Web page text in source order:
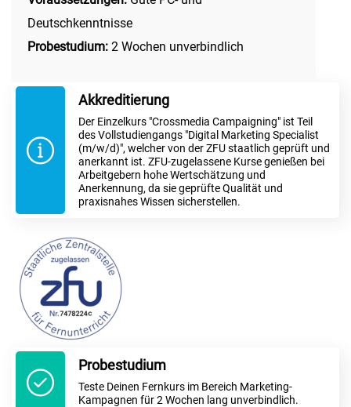
Deutschkenntnisse
Probestudium: 2 Wochen unverbindlich
Akkreditierung
Der Einzelkurs "Crossmedia Campaigning" ist Teil
des Vollstudiengangs "Digital Marketing Specialist
(m/w/d)", welcher von der ZFU staatlich geprüft und
anerkannt ist. ZFU-zugelassene Kurse genießen bei
Arbeitgebern hohe Wertschätzung und
Anerkennung, da sie geprüfte Qualität und
praxisnahes Wissen sicherstellen.
Probestudium
Teste Deinen Fernkurs im Bereich Marketing-
Kampagnen für 2 Wochen lang unverbindlich.